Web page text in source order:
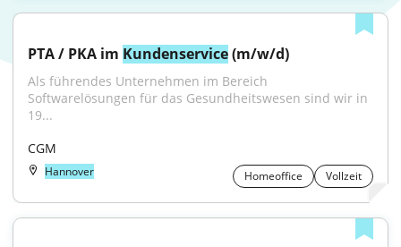
PTA / PKA im Kundenservice (m/w/d)
Als führendes Unternehmen im Bereich
Softwarelösungen für das Gesundheitswesen sind wir in
19...
CGM
Hannover Homeoffice Vollzeit